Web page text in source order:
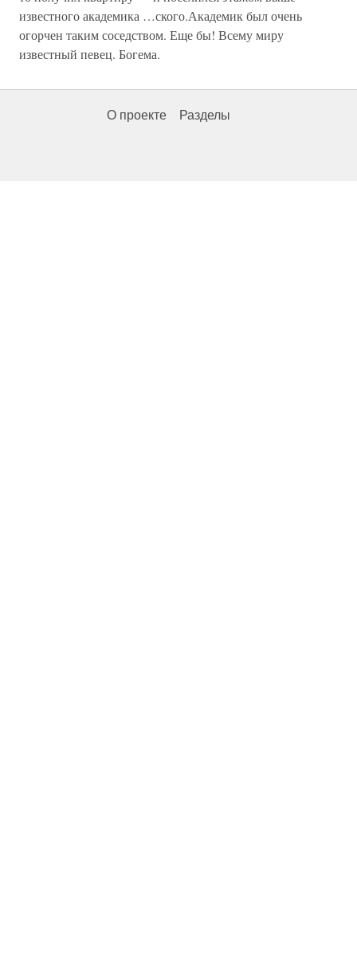
известного академика …ского.Академик был очень
огорчен таким соседством. Еще бы! Всему миру
известный певец. Богема.
О проекте Разделы